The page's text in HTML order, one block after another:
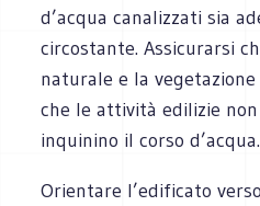
d’acqua canalizzati sia
circostante. Assicurarsi
naturale e la
che le attività edilizie
inquinino il corso d’acqua.
Orientare l’edificato